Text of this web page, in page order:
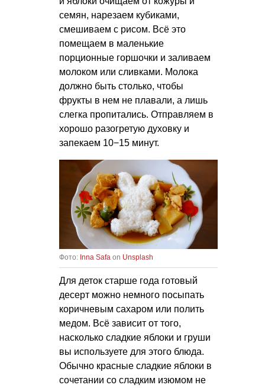
семян, нарезаем кубиками,
смешиваем с рисом. Всё это
помещаем в маленькие
порционные горшочки и заливаем
молоком или сливками. Молока
должно быть столько, чтобы
фрукты в нем не плавали, а лишь
слегка пропитались. Отправляем в
хорошо разогретую духовку и
запекаем 10−15 минут.
Фото: Inna Safa on Unsplash
Для деток старше года готовый
десерт можно немного посыпать
коричневым сахаром или полить
медом. Всё зависит от того,
насколько сладкие яблоки и груши
вы используете для этого блюда.
Обычно красные сладкие яблоки в
сочетании со сладким изюмом не